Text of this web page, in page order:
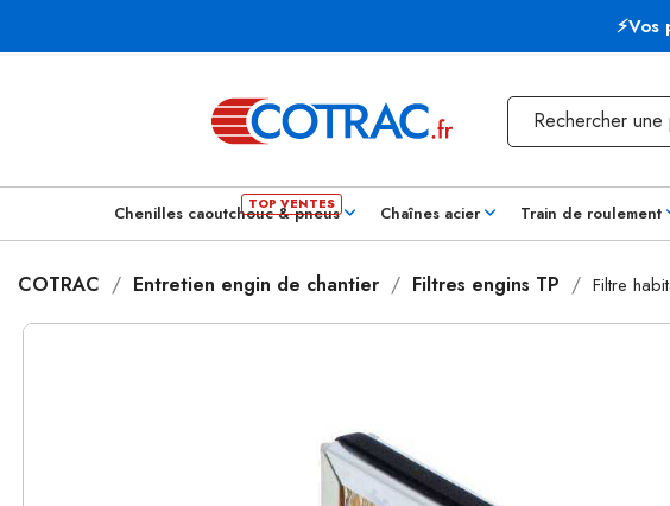
Chenilles caoutchouc & pneus Chaînes acier Train de roulement
COTRAC Entretien engin de chantier Filtres engins TP Filtre